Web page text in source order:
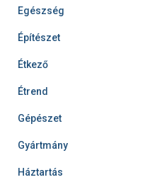
Egészség
Építészet
Étkező
Étrend
Gépészet
Gyártmány
Háztartás